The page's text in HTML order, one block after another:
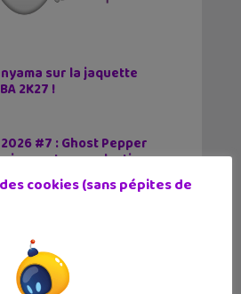
sur la jaquette
2K27 !
#7 : Ghost Pepper
post-apocalyptique
Grévin, Zoo Art Show,
cookies (sans pépites de